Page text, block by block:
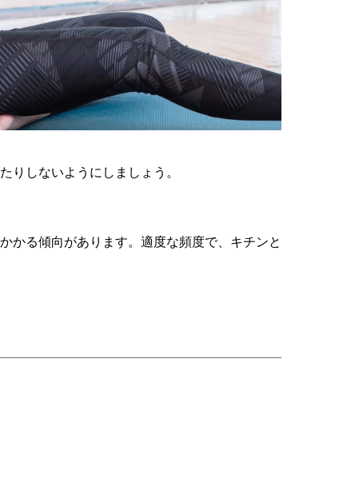
りしないようにしましょう。
かる傾向があります。適度な頻度で、キチンと